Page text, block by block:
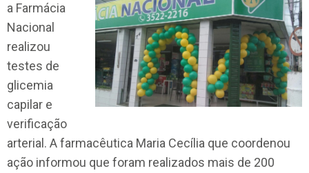
a Farmácia
Nacional
realizou
testes de
glicemia
capilar e
verificação
arterial. A farmacêutica Maria Cecília que coordenou
ação informou que foram realizados mais de 200